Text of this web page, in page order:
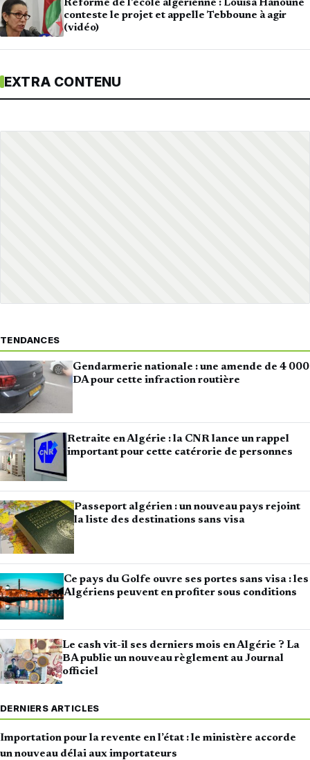
Réforme de l’école algérienne : Louisa Hanoune
conteste le projet et appelle Tebboune à agir
(vidéo)
EXTRA CONTENU
TENDANCES
Gendarmerie nationale : une amende de 4 000
DA pour cette infraction routière
Retraite en Algérie : la CNR lance un rappel
important pour cette catérorie de personnes
Passeport algérien : un nouveau pays rejoint
la liste des destinations sans visa
Ce pays du Golfe ouvre ses portes sans visa : les
Algériens peuvent en profiter sous conditions
Le cash vit-il ses derniers mois en Algérie ? La
BA publie un nouveau règlement au Journal
officiel
DERNIERS ARTICLES
Importation pour la revente en l’état : le ministère accorde
un nouveau délai aux importateurs